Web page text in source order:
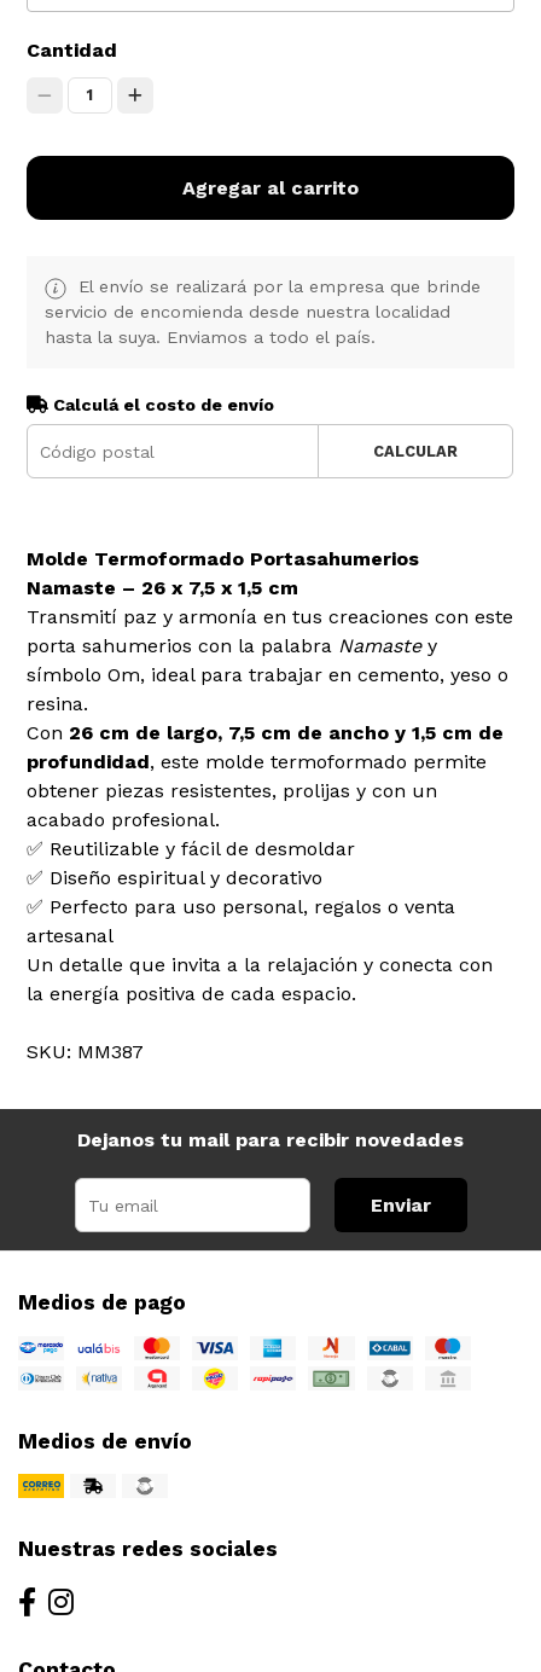
Cantidad
1
Agregar al carrito
El envío se realizará por la empresa que brinde
servicio de encomienda desde nuestra localidad
hasta la suya. Enviamos a todo el país.
Calculá el costo de envío
CALCULAR
Molde Termoformado Portasahumerios
Namaste – 26 x 7,5 x 1,5 cm
Transmití paz y armonía en tus creaciones con este
porta sahumerios con la palabra Namastey
símbolo Om, ideal para trabajar en cemento, yeso o
resina.
Con 26 cm de largo, 7,5 cm de ancho y 1,5 cm de
profundidad, este molde termoformado permite
obtener piezas resistentes, prolijas y con un
acabado profesional.
✅ Reutilizable y fácil de desmoldar
✅ Diseño espiritual y decorativo
✅ Perfecto para uso personal, regalos o venta
artesanal
Un detalle que invita a la relajación y conecta con
la energía positiva de cada espacio.
SKU: MM387
Dejanos tu mail para recibir novedades
Enviar
Medios de pago
Medios de envío
Nuestras redes sociales